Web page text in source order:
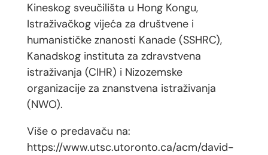
Kineskog sveučilišta u Hong Kongu,
Istraživačkog vijeća za društvene i
humanističke znanosti Kanade (SSHRC),
Kanadskog instituta za zdravstvena
istraživanja (CIHR) i Nizozemske
organizacije za znanstvena istraživanja
(NWO).
Više o predavaču na:
https://www.utsc.utoronto.ca/acm/david-